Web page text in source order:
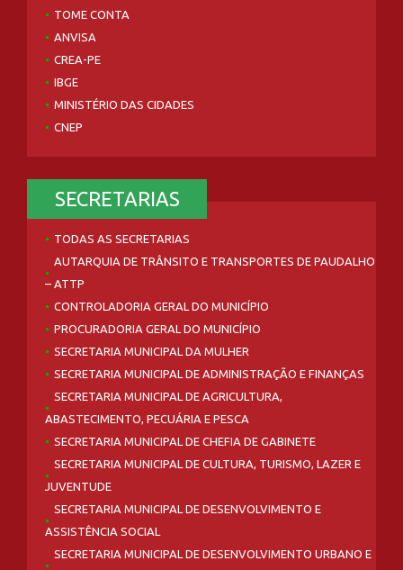
TOME CONTA
ANVISA
CREA-PE
IBGE
MINISTÉRIO DAS CIDADES
CNEP
SECRETARIAS
TODAS AS SECRETARIAS
AUTARQUIA DE TRÂNSITO E TRANSPORTES DE PAUDALHO
– ATTP
CONTROLADORIA GERAL DO MUNICÍPIO
PROCURADORIA GERAL DO MUNICÍPIO
SECRETARIA MUNICIPAL DA MULHER
SECRETARIA MUNICIPAL DE ADMINISTRAÇÃO E FINANÇAS
SECRETARIA MUNICIPAL DE AGRICULTURA,
ABASTECIMENTO, PECUÁRIA E PESCA
SECRETARIA MUNICIPAL DE CHEFIA DE GABINETE
SECRETARIA MUNICIPAL DE CULTURA, TURISMO, LAZER E
JUVENTUDE
SECRETARIA MUNICIPAL DE DESENVOLVIMENTO E
ASSISTÊNCIA SOCIAL
SECRETARIA MUNICIPAL DE DESENVOLVIMENTO URBANO E